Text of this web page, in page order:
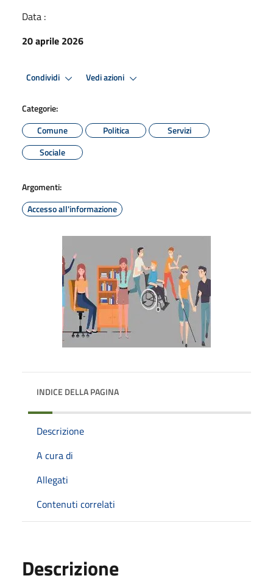
Data :
20 aprile 2026
Condividi Vedi azioni
Categorie:
Comune
Politica
Servizi
Sociale
Argomenti:
Accesso all'informazione
INDICE DELLA PAGINA
Descrizione
A cura di
Allegati
Contenuti correlati
Descrizione